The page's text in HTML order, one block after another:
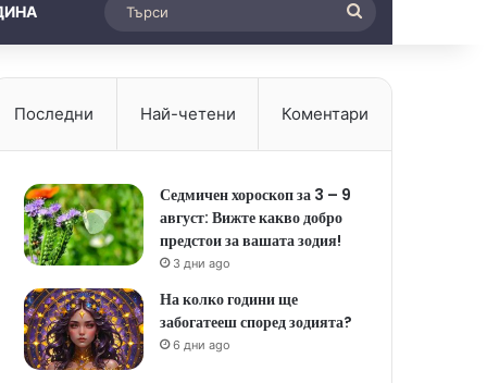
Последни Най-четени Коментари
Седмичен хороскоп за 3 – 9
август: Вижте какво добро
предстои за вашата зодия!
3 дни ago
На колко години ще
забогатееш според зодията?
6 дни ago